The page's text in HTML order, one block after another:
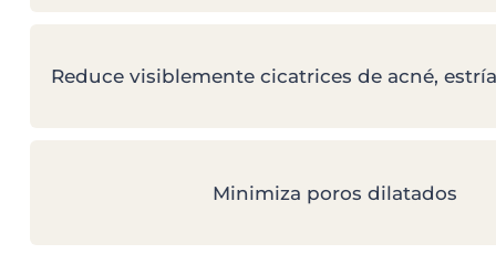
Reduce visiblemente cicatrices de acné,
Minimiza poros dilatados